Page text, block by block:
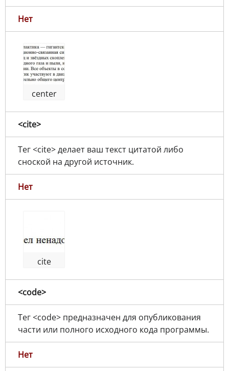
Нет
center
<cite>
Тег <cite> делает ваш текст цитатой либо
сноской на другой источник.
Нет
cite
<code>
Тег <code> предназначен для опубликования
части или полного исходного кода программы.
Нет